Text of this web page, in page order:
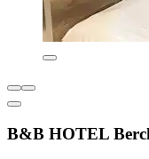
B&B HOTEL